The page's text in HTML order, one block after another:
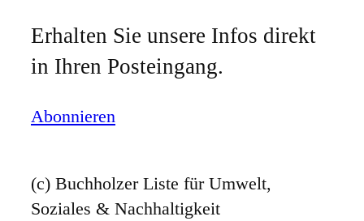
Erhalten Sie unsere Infos direkt
in Ihren Posteingang.
Abonnieren
(c) Buchholzer Liste für Umwelt,
Soziales & Nachhaltigkeit